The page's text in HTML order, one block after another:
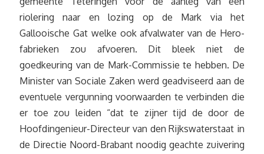
riolering naar en lozing op de Mark via het
Gallooische Gat welke ook afvalwater van de Hero-
fabrieken zou afvoeren. Dit bleek niet de
goedkeuring van de Mark-Commissie te hebben. De
Minister van Sociale Zaken werd geadviseerd aan de
eventuele vergunning voorwaarden te verbinden die
er toe zou leiden “dat te zijner tijd de door de
Hoofdingenieur-Directeur van den Rijkswaterstaat in
de Directie Noord-Brabant noodig geachte zuivering